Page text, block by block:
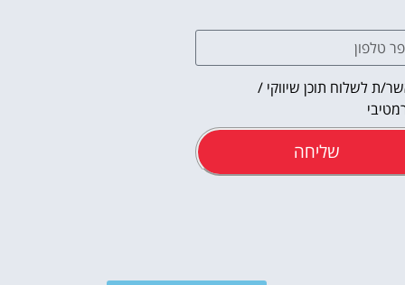
ת לשלוח תוכן שיווקי /
שליחה